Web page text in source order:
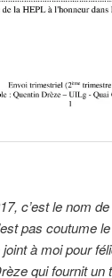
c’est le nom
pas coutume
joint à moi pour
qui fournit un